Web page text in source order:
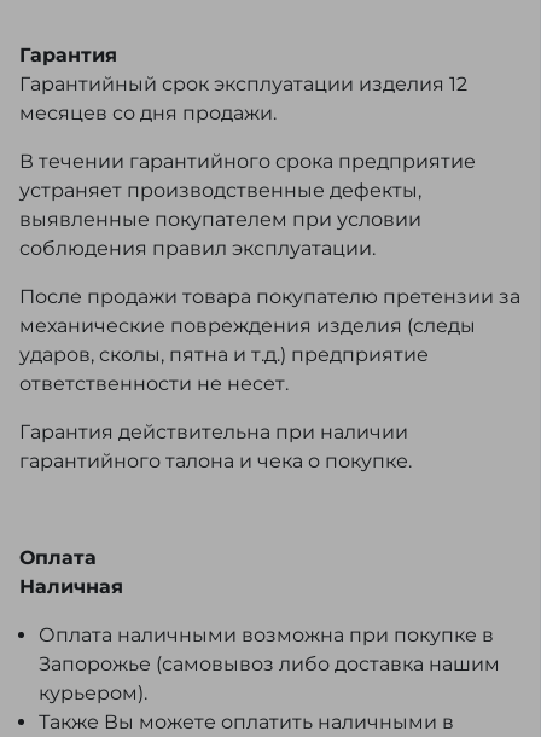
Гарантия
Гарантийный срок эксплуатации изделия 12
месяцев со дня продажи.
В течении гарантийного срока предприятие
устраняет производственные дефекты,
выявленные покупателем при условии
соблюдения правил эксплуатации.
После продажи товара покупателю претензии за
механические повреждения изделия (следы
ударов, сколы, пятна и т.д.) предприятие
ответственности не несет.
Гарантия действительна при наличии
гарантийного талона и чека о покупке.
Оплата
Наличная
Оплата наличными возможна при покупке в
Запорожье (самовывоз либо доставка нашим
курьером).
Также Вы можете оплатить наличными в